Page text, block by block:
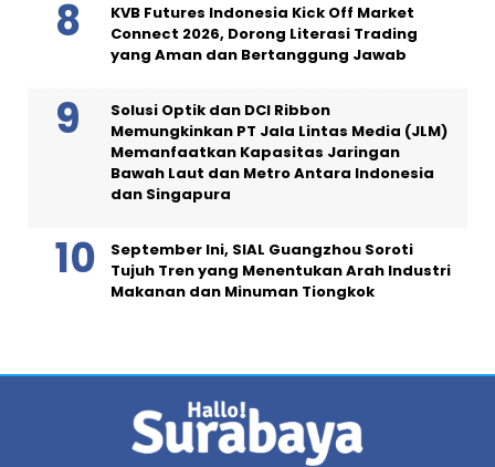
KVB Futures Indonesia Kick Off Market
Connect 2026, Dorong Literasi Trading
yang Aman dan Bertanggung Jawab
Solusi Optik dan DCI Ribbon
Memungkinkan PT Jala Lintas Media (JLM)
Memanfaatkan Kapasitas Jaringan
Bawah Laut dan Metro Antara Indonesia
dan Singapura
September Ini, SIAL Guangzhou Soroti
Tujuh Tren yang Menentukan Arah Industri
Makanan dan Minuman Tiongkok